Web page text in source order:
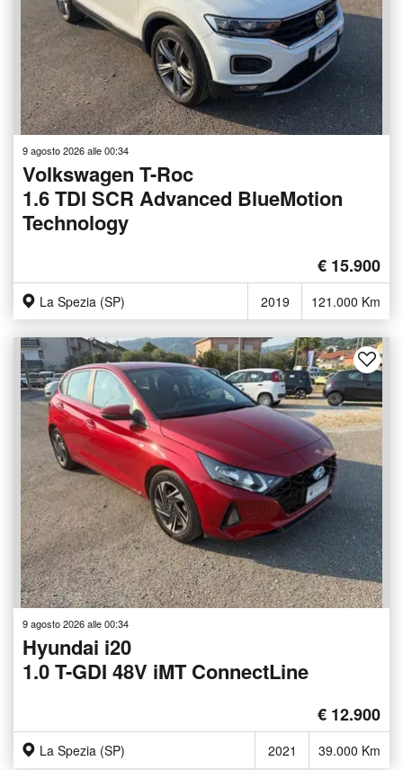
9 agosto 2026 alle 00:34
Volkswagen T-Roc
1.6 TDI SCR Advanced BlueMotion
Technology
€ 15.900
La Spezia (SP) 2019 121.000 Km
9 agosto 2026 alle 00:34
Hyundai i20
1.0 T-GDI 48V iMT ConnectLine
€ 12.900
La Spezia (SP) 2021 39.000 Km